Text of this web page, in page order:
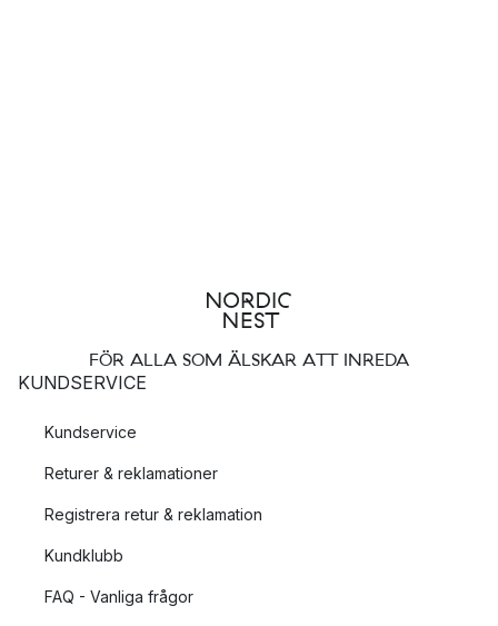
FÖR ALLA SOM ÄLSKAR ATT INREDA
KUNDSERVICE
Kundservice
Returer & reklamationer
Registrera retur & reklamation
Kundklubb
FAQ - Vanliga frågor